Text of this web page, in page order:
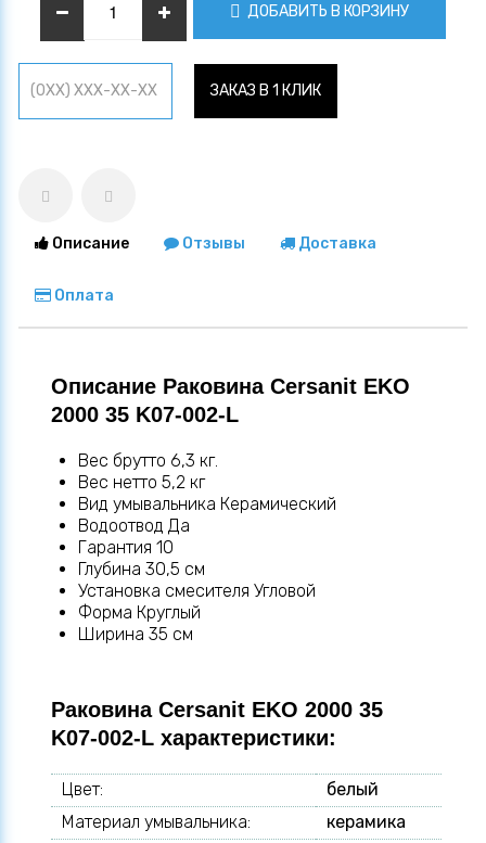
ДОБАВИТЬ В КОРЗИНУ
ЗАКАЗ В 1 КЛИК
Описание Отзывы Доставка
Оплата
Описание Раковина Cersanit EKO
2000 35 K07-002-L
Вес брутто 6,3 кг.
Вес нетто 5,2 кг
Вид умывальника Керамический
Водоотвод Да
Гарантия 10
Глубина 30,5 см
Установка смесителя Угловой
Форма Круглый
Ширина 35 см
Раковина Cersanit EKO 2000 35
K07-002-L характеристики:
Цвет:
белый
Материал умывальника:
керамика